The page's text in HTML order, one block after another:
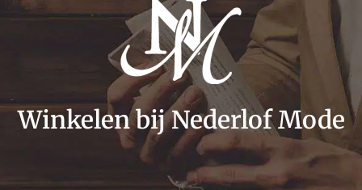
Winkelen bij Nederlof Mode